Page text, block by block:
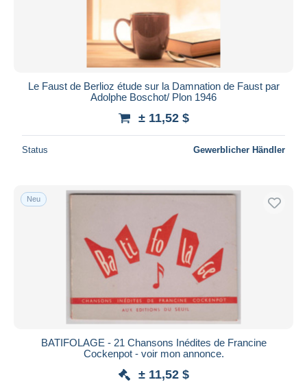
Le Faust de Berlioz étude sur la Damnation de Faust par
Adolphe Boschot/ Plon 1946
± 11,52 $
Status Gewerblicher Händler
Neu
BATIFOLAGE - 21 Chansons Inédites de Francine
Cockenpot - voir mon annonce.
± 11,52 $